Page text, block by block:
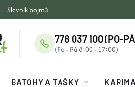
Slovník pojmů
778 037 100 (PO-
BATOHY A TAŠKY